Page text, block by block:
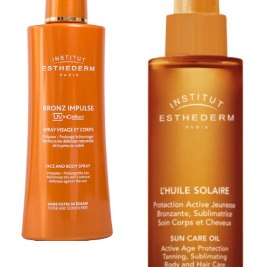
langdurige kleur.
Kan in de zomer gebruikt worden als nachtcrème.
PRESENTATIE